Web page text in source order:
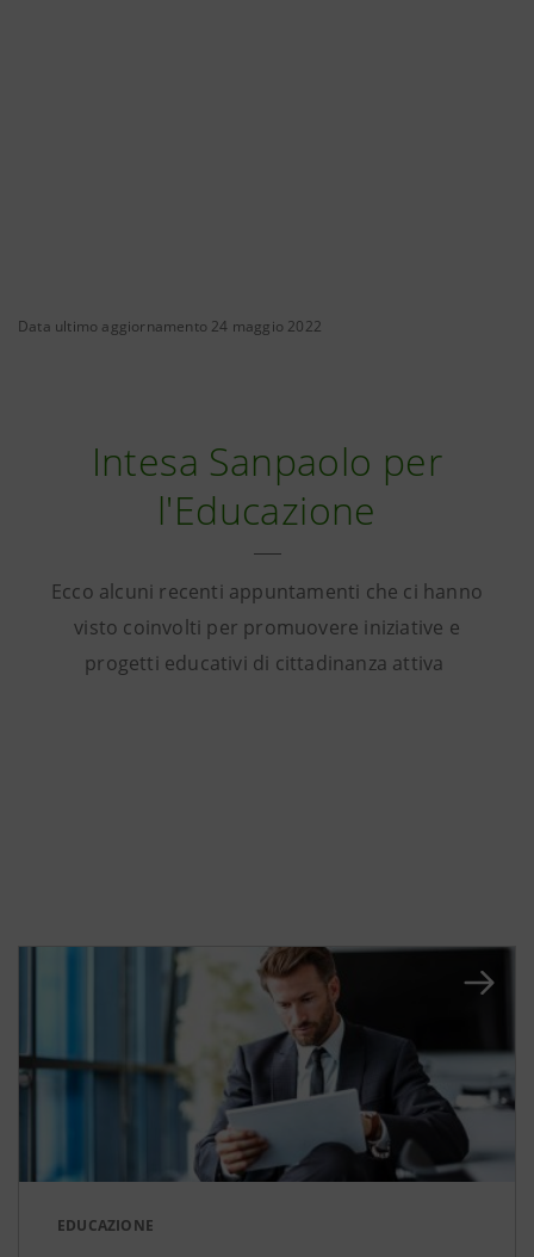
Data ultimo aggiornamento 24 maggio 2022
Intesa Sanpaolo per
l'Educazione
Ecco alcuni recenti appuntamenti che ci hanno
visto coinvolti per promuovere iniziative e
progetti educativi di cittadinanza attiva
EDUCAZIONE